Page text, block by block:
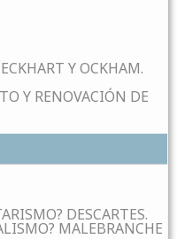
Y OCKHAM.
Y RENOVACIÓN DE
DESCARTES.
MALEBRANCHE